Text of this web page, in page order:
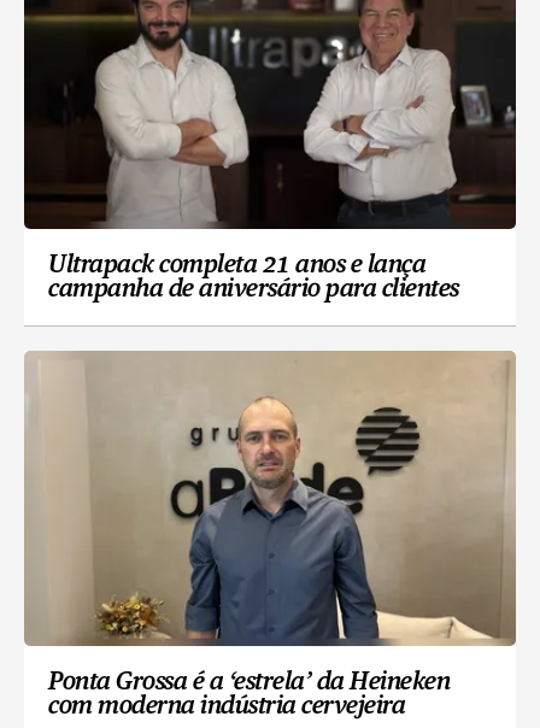
Ultrapack completa 21 anos e lança
campanha de aniversário para clientes
Ponta Grossa é a ‘estrela’ da Heineken
com moderna indústria cervejeira